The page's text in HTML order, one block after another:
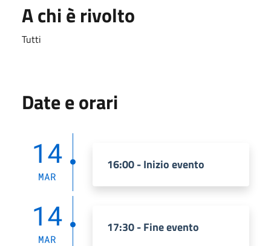
A chi è rivolto
Tutti
Date e orari
14
MAR
16:00 - Inizio evento
14
MAR
17:30 - Fine evento